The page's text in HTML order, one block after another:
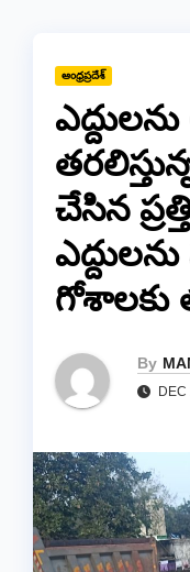
ఆంధ్రప్రదేశ్
చేసిన
గోశాలకు
By
DEC